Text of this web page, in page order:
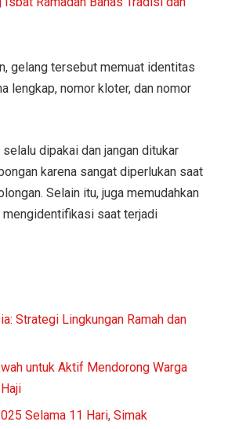
gelang tersebut memuat identitas
lengkap, nomor kloter, dan nomor
selalu dipakai dan jangan ditukar
karena sangat diperlukan saat
Selain itu, juga memudahkan
mengidentifikasi saat terjadi
Strategi Lingkungan Ramah dan
untuk Aktif Mendorong Warga
Selama 11 Hari, Simak